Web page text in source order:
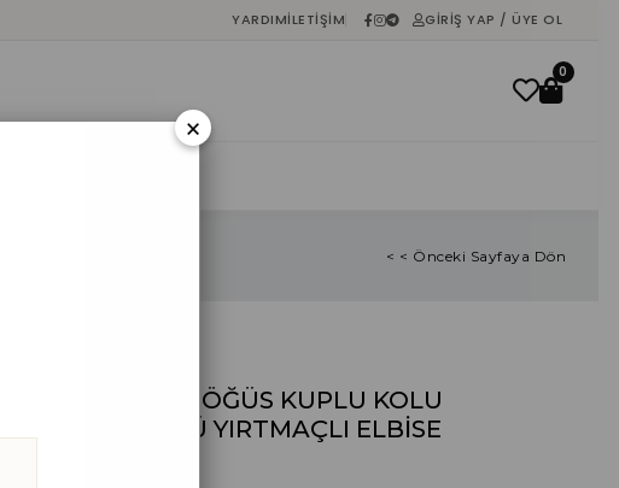
YARDIMİLETIŞIM GIRIŞ YAP / ÜYE OL
0
< < Önceki Sayfaya Dön
KIRMIZI GÖĞÜS KUPLU KOLU
BÜZGÜLÜ YIRTMAÇLI ELBİSE
×